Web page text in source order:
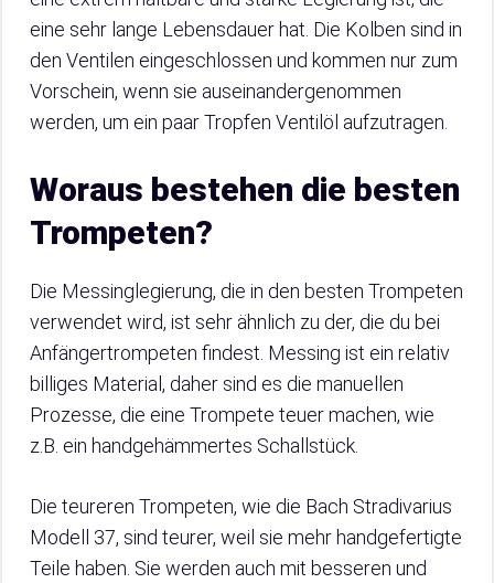
eine sehr lange Lebensdauer hat. Die Kolben sind in
den Ventilen eingeschlossen und kommen nur zum
Vorschein, wenn sie auseinandergenommen
werden, um ein paar Tropfen Ventilöl aufzutragen.
Woraus bestehen die besten
Trompeten?
Die Messinglegierung, die in den besten Trompeten
verwendet wird, ist sehr ähnlich zu der, die du bei
Anfängertrompeten findest. Messing ist ein relativ
billiges Material, daher sind es die manuellen
Prozesse, die eine Trompete teuer machen, wie
z.B. ein handgehämmertes Schallstück.
Die teureren Trompeten, wie die Bach Stradivarius
Modell 37, sind teurer, weil sie mehr handgefertigte
Teile haben. Sie werden auch mit besseren und